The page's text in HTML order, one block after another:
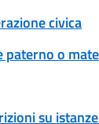
civica
o
su